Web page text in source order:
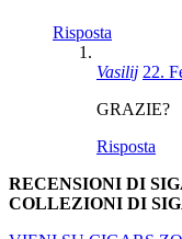
Risposta
Vasilij 22.
GRAZIE?
Risposta
RECENSIONI DI
COLLEZIONI DI